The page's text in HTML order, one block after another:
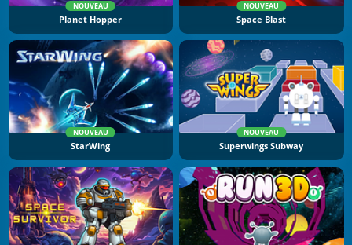
NOUVEAU
Planet Hopper
NOUVEAU
Space Blast
NOUVEAU
StarWing
NOUVEAU
Superwings Subway